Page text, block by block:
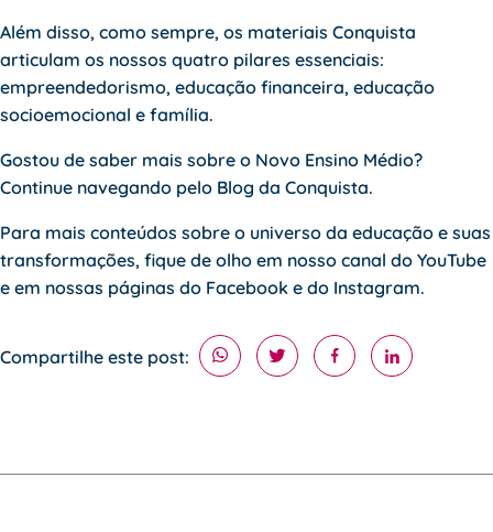
Além disso, como sempre, os materiais Conquista
articulam os nossos quatro pilares essenciais:
empreendedorismo, educação financeira, educação
socioemocional e família.
Gostou de saber mais sobre o Novo Ensino Médio?
Continue navegando pelo Blog da Conquista.
Para mais conteúdos sobre o universo da educação e suas
transformações, fique de olho em nosso canal do YouTube
e em nossas páginas do Facebook e do Instagram.
Compartilhe este post: